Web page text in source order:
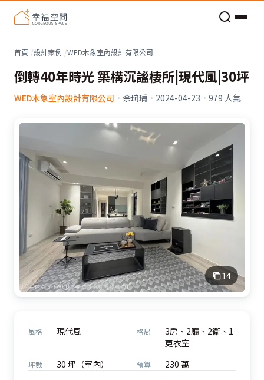
首頁 設計案例 WED木象室內設計有限公司
倒轉40年時光 築構沉謐棲所|現代風|30坪
WED木象室內設計有限公司 · 余珦瑀 · 2024-04-23 · 979 人氣
14
風格 現代風 格局
3房、2廳、2衛、1
更衣室
坪數 30 坪（室內） 預算 230 萬